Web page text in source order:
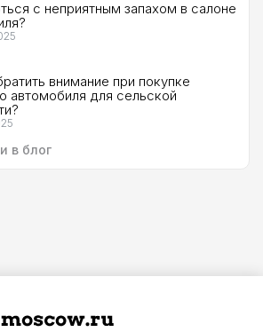
с неприятным запахом в салоне
внимание при покупке
автомобиля для сельской
в блог